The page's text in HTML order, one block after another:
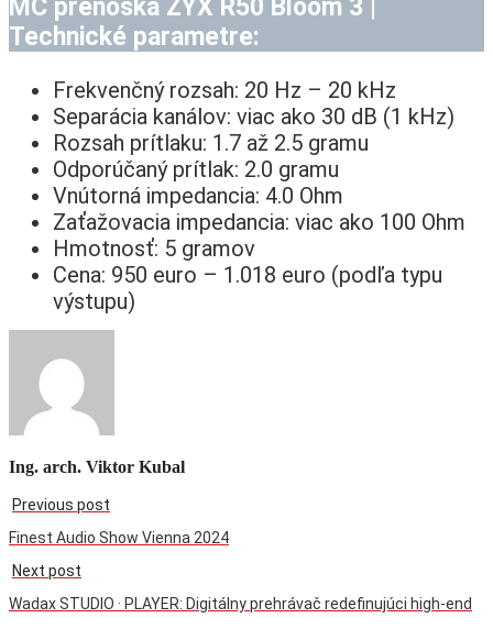
MC prenoska ZYX R50 Bloom 3 |
Technické parametre:
Frekvenčný rozsah: 20 Hz – 20 kHz
Separácia kanálov: viac ako 30 dB (1 kHz)
Rozsah prítlaku: 1.7 až 2.5 gramu
Odporúčaný prítlak: 2.0 gramu
Vnútorná impedancia: 4.0 Ohm
Zaťažovacia impedancia: viac ako 100 Ohm
Hmotnosť: 5 gramov
Cena: 950 euro – 1.018 euro (podľa typu
výstupu)
Ing. arch. Viktor Kubal
Previous post
Finest Audio Show Vienna 2024
Next post
Wadax STUDIO · PLAYER: Digitálny prehrávač redefinujúci high-end